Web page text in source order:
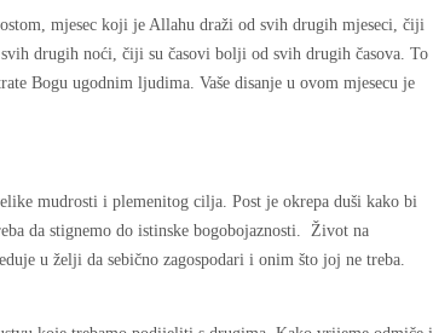
mjesec koji je Allahu draži od svih drugih mjeseci, čiji
drugih noći, čiji su časovi bolji od svih drugih časova. To
Bogu ugodnim ljudima. Vaše disanje u ovom mjesecu je
mudrosti i plemenitog cilja. Post je okrepa duši kako bi
da stignemo do istinske bogobojaznosti. Život na
u želji da sebično zagospodari i onim što joj ne treba.